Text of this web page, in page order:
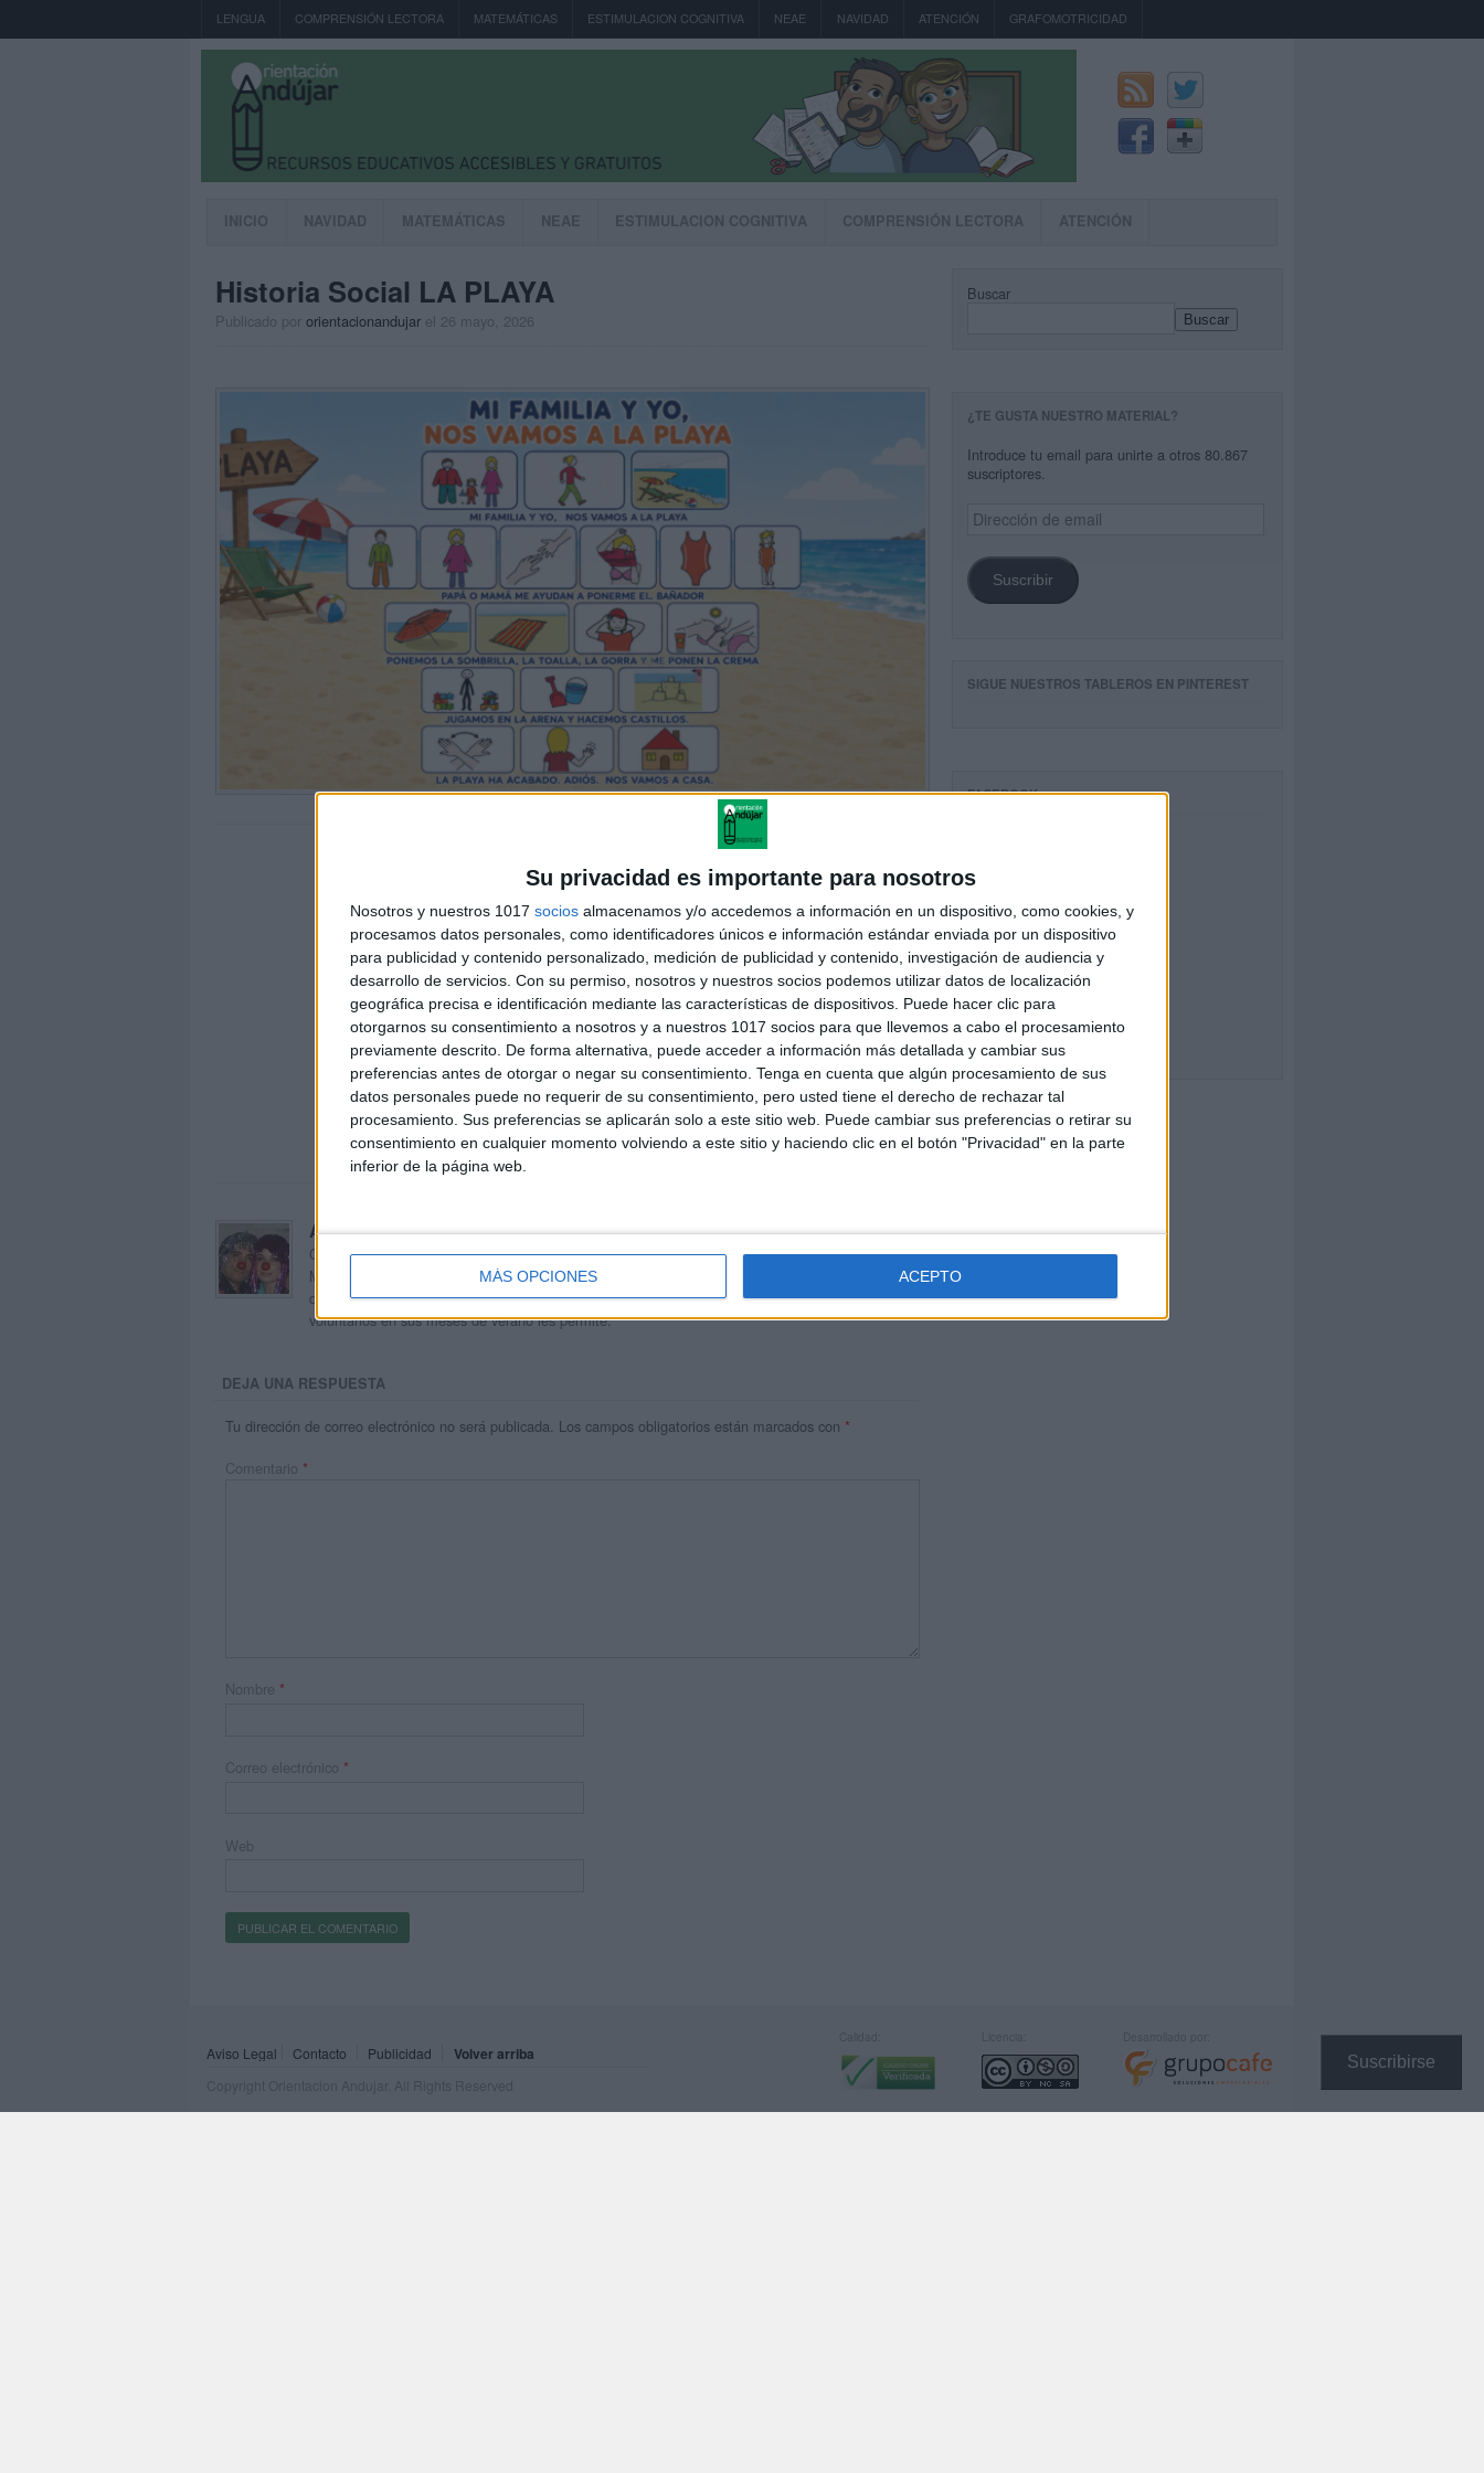
Su privacidad es importante para nosotros
Nosotros y nuestros 1017 socios almacenamos y/o accedemos a información en un dispositivo, como cookies, y
procesamos datos personales, como identificadores únicos e información estándar enviada por un dispositivo
para publicidad y contenido personalizado, medición de publicidad y contenido, investigación de audiencia y
desarrollo de servicios. Con su permiso, nosotros y nuestros socios podemos utilizar datos de localización
geográfica precisa e identificación mediante las características de dispositivos. Puede hacer clic para
otorgarnos su consentimiento a nosotros y a nuestros 1017 socios para que llevemos a cabo el procesamiento
previamente descrito. De forma alternativa, puede acceder a información más detallada y cambiar sus
preferencias antes de otorgar o negar su consentimiento. Tenga en cuenta que algún procesamiento de sus
datos personales puede no requerir de su consentimiento, pero usted tiene el derecho de rechazar tal
procesamiento. Sus preferencias se aplicarán solo a este sitio web. Puede cambiar sus preferencias o retirar su
consentimiento en cualquier momento volviendo a este sitio y haciendo clic en el botón "Privacidad" en la parte
inferior de la página web.
MÁS OPCIONES ACEPTO
Suscribirse
LENGUA COMPRENSIÓN LECTORA MATEMÁTICAS ESTIMULACION COGNITIVA NEAE NAVIDAD ATENCIÓN GRAFOMOTRICIDAD
INICIO NAVIDAD MATEMÁTICAS NEAE ESTIMULACION COGNITIVA COMPRENSIÓN LECTORA ATENCIÓN
Historia Social LA PLAYA
Publicado por orientacionandujar el 26 mayo, 2026
Acerca de orientacionandujar
Orientación Andújar no es solo un blog, es la apuesta personal de dos profesores Ginés y
Maribel, que además de ser pareja, son los encargados de los contenidos que encontramos
dentro del blog y en el cual, vuelcan la mayor parte del tiempo, que sus tareas como docentes, y
voluntarios en sus meses de verano les permite.
DEJA UNA RESPUESTA
Tu dirección de correo electrónico no será publicada. Los campos obligatorios están marcados con *
Comentario *
Nombre *
Correo electrónico *
Web
Buscar
Buscar
¿TE GUSTA NUESTRO MATERIAL?
Introduce tu email para unirte a otros 80.867
suscriptores.
Dirección
de
Suscribir
SIGUE NUESTROS TABLEROS EN PINTEREST
FACEBOOK
Aviso Legal Contacto Publicidad Volver arriba